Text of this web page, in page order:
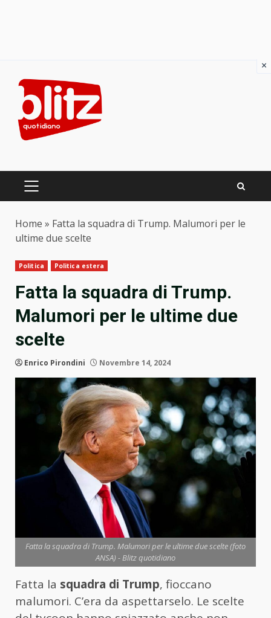
content
PRIMARY
Home » Fatta la squadra di Trump. Malumori per le
ultime due scelte
Politica Politica estera
Fatta la squadra di Trump.
Malumori per le ultime due
scelte
Enrico Pirondini Novembre 14, 2024
Fatta la squadra di Trump. Malumori per le ultime due scelte (foto
ANSA) - Blitz quotidiano
Fatta la squadra di Trump, fioccano
malumori. C’era da aspettarselo. Le scelte
×